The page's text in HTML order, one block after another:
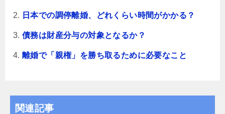
日本での調停離婚、どれくらい時間がかかる？
債務は財産分与の対象となるか？
離婚で「親権」を勝ち取るために必要なこと
関連記事